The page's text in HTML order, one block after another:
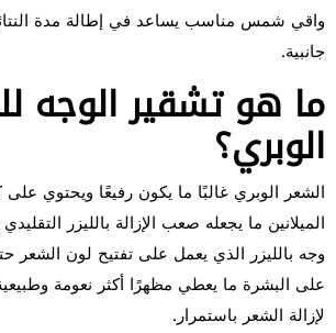
واقي شمس مناسب يساعد في إطالة مدة
جانبية.
ما هو تشقير الوجه
الوبري؟
الشعر الوبري غالبًا ما يكون رفيعًا ويحتوي
الميلانين ما يجعله صعب الإزالة بالليزر
وجه بالليزر الذي يعمل على تفتيح لون
على البشرة ما يعطي مظهرًا أكثر نعومة
لإزالة الشعر باستمرار.